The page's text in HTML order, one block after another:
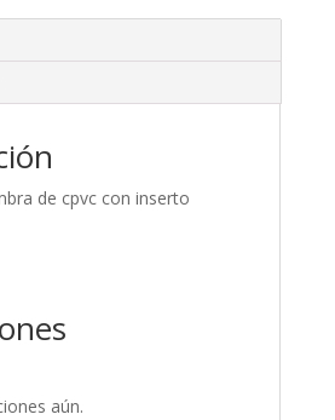
de cpvc con inserto
aún.